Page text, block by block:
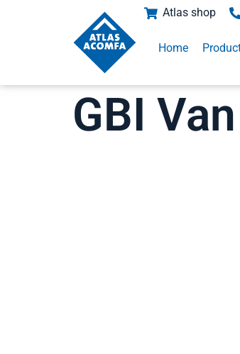
Atlas shop
Home
GBI